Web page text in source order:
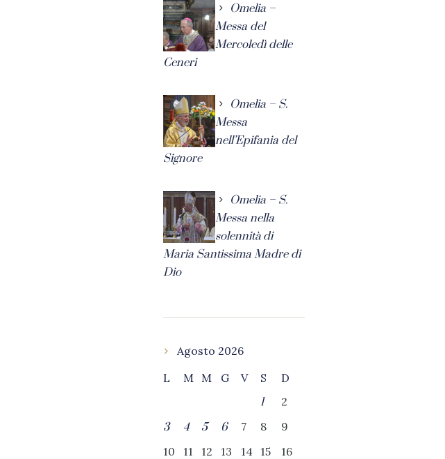
Omelia –
Messa del
Mercoledì delle
Ceneri
Omelia – S.
Messa
nell’Epifania del
Signore
Omelia – S.
Messa nella
solennità di
Maria Santissima Madre di
Dio
Agosto 2026
L
M M G V S
D
1
2
3
4 5 6 7 8
9
10
11 12 13 14 15
16